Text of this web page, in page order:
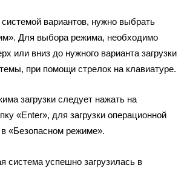
вариантов, нужно выбрать
Для выбора режима, необходимо
или вниз до нужного варианта загрузки
при помощи стрелок на клавиатуре.
загрузки следует нажать на
«Enter», для загрузки операционной
«Безопасном режиме».
система успешно загрузилась в